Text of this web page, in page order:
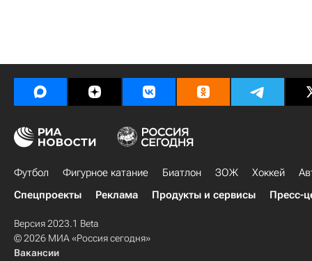
Футбол Фигурное катание Биатлон ЗОЖ Хоккей
Спецпроекты
Реклама Продукты и сервисы Пресс-
Версия 2023.1 Beta
© 2026 МИА «Россия сегодня»
Вакансии